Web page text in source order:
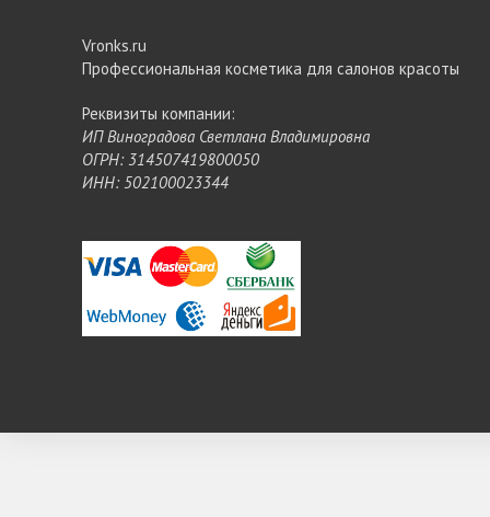
Vronks.ru
Профессиональная косметика для салонов красоты
Реквизиты компании:
ИП Виноградова Светлана Владимировна
ОГРН: 314507419800050
ИНН: 502100023344